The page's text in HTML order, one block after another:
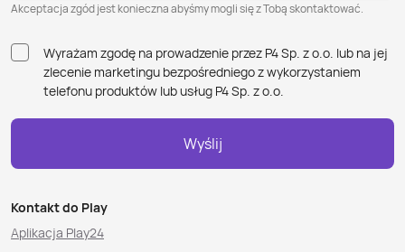
Akceptacja zgód jest konieczna abyśmy mogli się z Tobą skontaktować.
Wyrażam zgodę na prowadzenie przez P4 Sp. z o.o. lub na jej
zlecenie marketingu bezpośredniego z wykorzystaniem
telefonu produktów lub usług P4 Sp. z o.o.
Wyślij
Kontakt do Play
Aplikacja Play24